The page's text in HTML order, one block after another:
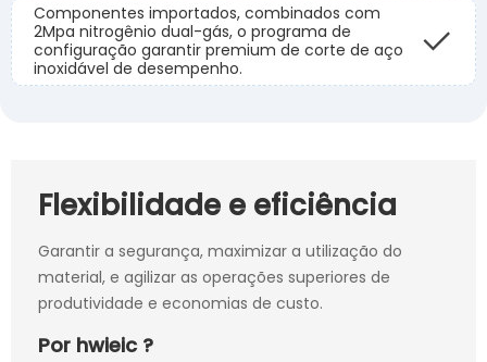
Componentes importados, combinados com
2Mpa nitrogênio dual-gás, o programa de
configuração garantir premium de corte de aço
inoxidável de desempenho.
Flexibilidade e eficiência
Garantir a segurança, maximizar a utilização do
material, e agilizar as operações superiores de
produtividade e economias de custo.
Por hwieic ?